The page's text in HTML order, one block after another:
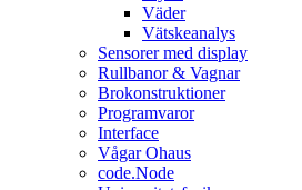
Väder
Vätskeanalys
Sensorer med display
Rullbanor & Vagnar
Brokonstruktioner
Programvaror
Interface
Vågar Ohaus
code.Node